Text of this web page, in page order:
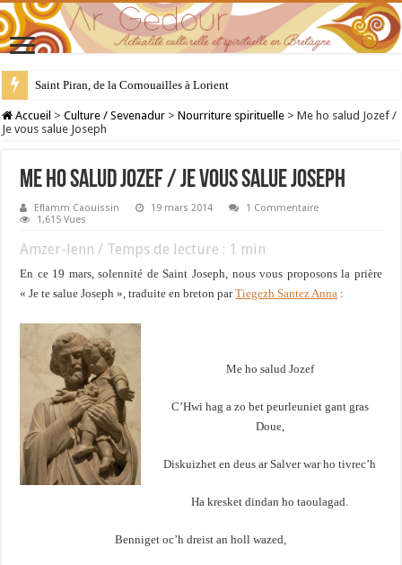
Saint Piran, de la Cornouailles à Lorient
28 juillet : Saint Samson de Dol, père de la Bretagne chrétienne
Accueil > Culture / Sevenadur > Nourriture spirituelle > Me ho salud Jozef /
Je vous salue Joseph
Me ho salud Jozef / Je vous salue Joseph
Eflamm Caouissin 19 mars 2014
1 Commentaire
1,615 Vues
Amzer-lenn / Temps de lecture : 1 min
En ce 19 mars, solennité de Saint Joseph, nous vous proposons la prière
« Je te salue Joseph », traduite en breton parTiegezh Santez Anna :
Me ho salud Jozef
C’Hwi hag a zo bet peurleuniet gant gras
Doue,
Diskuizhet en deus ar Salver war ho tivrec’h
Ha kresket dindan ho taoulagad.
Benniget oc’h dreist an holl wazed,